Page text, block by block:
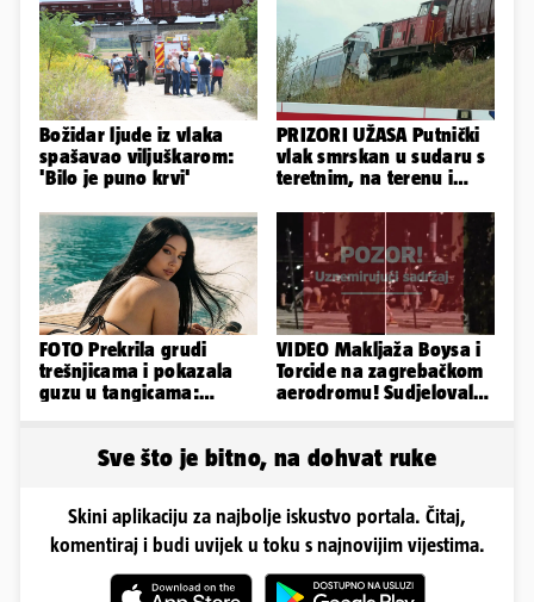
Božidar ljude iz vlaka
spašavao viljuškarom:
'Bilo je puno krvi'
PRIZORI UŽASA Putnički
vlak smrskan u sudaru s
teretnim, na terenu i
FOTO Prekrila grudi
trešnjicama i pokazala
guzu u tangicama:
VIDEO Makljaža Boysa i
Torcide na zagrebačkom
aerodromu! Sudjelovalo
Sve što je bitno, na dohvat ruke
Skini aplikaciju za najbolje iskustvo portala. Čitaj,
komentiraj i budi uvijek u toku s najnovijim vijestima.